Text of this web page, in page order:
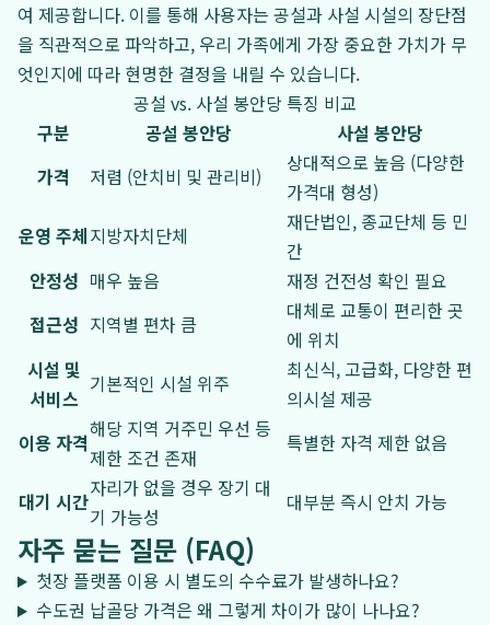
여 제공합니다. 이를 통해 사용자는 공설과 사설 시설의 장단점
을 직관적으로 파악하고, 우리 가족에게 가장 중요한 가치가 무
엇인지에 따라 현명한 결정을 내릴 수 있습니다.
공설 vs. 사설 봉안당 특징 비교
구분
공설 봉안당
사설 봉안당
가격
저렴 (안치비 및 관리비)
상대적으로 높음 (다양한
가격대 형성)
운영 주체지방자치단체
재단법인, 종교단체 등 민
간
안정성 매우 높음
재정 건전성 확인 필요
접근성 지역별 편차 큼
대체로 교통이 편리한 곳
에 위치
시설 및
서비스
기본적인 시설 위주
최신식, 고급화, 다양한 편
의시설 제공
이용 자격
해당 지역 거주민 우선 등
제한 조건 존재
특별한 자격 제한 없음
대기 시간
자리가 없을 경우 장기 대
기 가능성
대부분 즉시 안치 가능
자주 묻는 질문 (FAQ)
첫장 플랫폼 이용 시 별도의 수수료가 발생하나요?
수도권 납골당 가격은 왜 그렇게 차이가 많이 나나요?